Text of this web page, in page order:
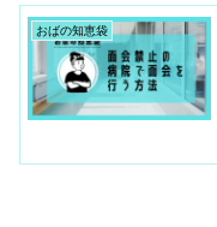
おばの知恵袋